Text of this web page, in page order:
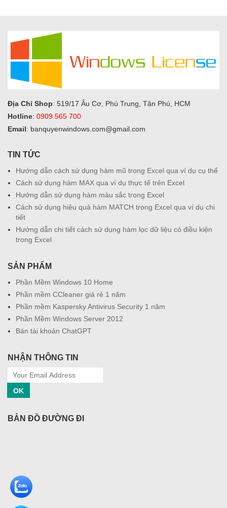
Địa Chỉ Shop: 519/17 Âu Cơ, Phú Trung, Tân Phú, HCM
Hotline: 0909 565 700
Email: banquyenwindows.com@gmail.com
TIN TỨC
Hướng dẫn cách sử dụng hàm mũ trong Excel qua ví dụ cụ thể
Cách sử dụng hàm MAX qua ví dụ thực tế trên Excel
Hướng dẫn sử dụng hàm màu sắc trong Excel
Cách sử dụng hiệu quả hàm MATCH trong Excel qua ví dụ chi
tiết
Hướng dẫn chi tiết cách sử dụng hàm lọc dữ liệu có điều kiện
trong Excel
SẢN PHẨM
Phần Mềm Windows 10 Home
Phần mềm CCleaner giá rẻ 1 năm
Phần mềm Kaspersky Antivirus Security 1 năm
Phần Mềm Windows Server 2012
Bán tài khoản ChatGPT
NHẬN THÔNG TIN
OK
BẢN ĐỒ ĐƯỜNG ĐI